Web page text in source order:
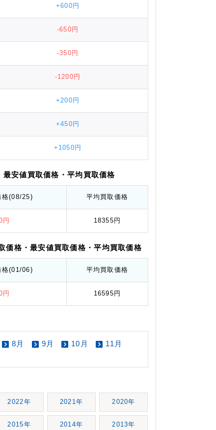
+600円
-650円
-350円
-1200円
+200円
+450円
+1050円
最安値買取価格 ・平均買取価格
格(08/25) 平均 買取価格
円 18355円
価格・最安値買取価格 ・平均買取価格
格(01/06) 平均 買取価格
円 16595円
8月 9月 10月
11月
2022年 2021年 2020年
2015年 2014年 2013年